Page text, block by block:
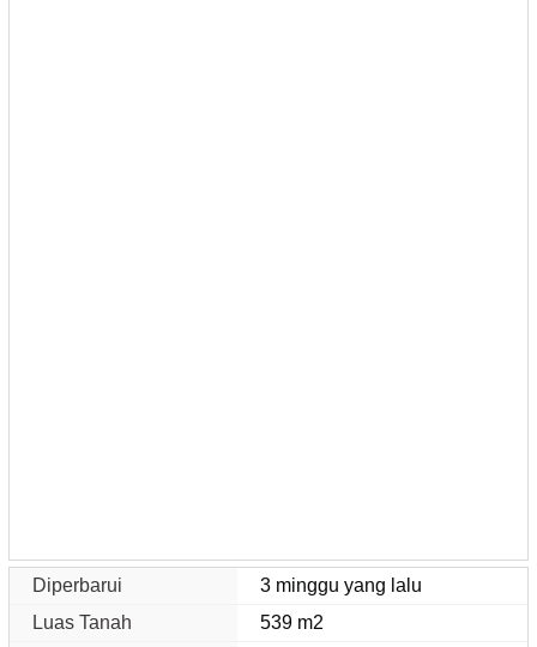
Diperbarui
3 minggu yang lalu
Luas Tanah
539 m2